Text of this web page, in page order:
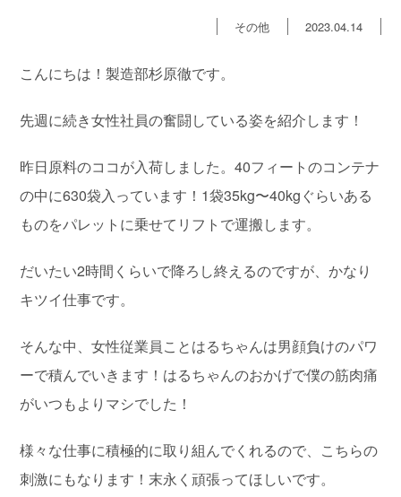
その他 2023.04.14
こんにちは！製造部杉原徹です。
先週に続き女性社員の奮闘している姿を紹介します！
昨日原料のココが入荷しました。40フィートのコンテナ
の中に630袋入っています！1袋35kg〜40kgぐらいある
ものをパレットに乗せてリフトで運搬します。
だいたい2時間くらいで降ろし終えるのですが、かなり
キツイ仕事です。
そんな中、女性従業員ことはるちゃんは男顔負けのパワ
ーで積んでいきます！はるちゃんのおかげで僕の筋肉痛
がいつもよりマシでした！
様々な仕事に積極的に取り組んでくれるので、こちらの
刺激にもなります！末永く頑張ってほしいです。